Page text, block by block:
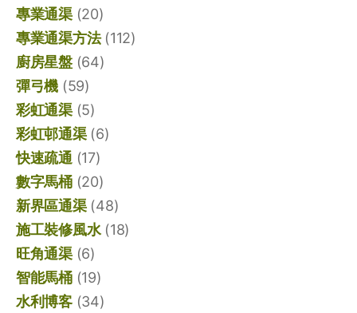
專業通渠(20)
專業通渠方法(112)
廚房星盤(64)
彈弓機 (59)
彩虹通渠(5)
彩虹邨通渠(6)
快速疏通(17)
數字馬桶(20)
新界區通渠(48)
施工裝修風水(18)
旺角通渠(6)
智能馬桶(19)
水利博客(34)